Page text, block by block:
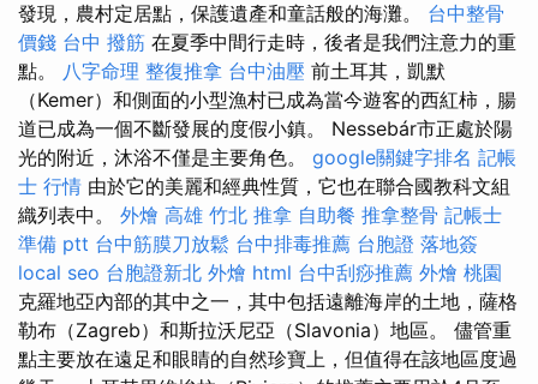
發現，農村定居點，保護遺產和童話般的海灘。 台中整骨
價錢 台中 撥筋 在夏季中間行走時，後者是我們注意力的重
點。 八字命理 整復推拿 台中油壓 前土耳其，凱默
（Kemer）和側面的小型漁村已成為當今遊客的西紅柿，腸
道已成為一個不斷發展的度假小鎮。 Nessebár市正處於陽
光的附近，沐浴不僅是主要角色。 google關鍵字排名 記帳
士 行情 由於它的美麗和經典性質，它也在聯合國教科文組
織列表中。 外燴 高雄 竹北 推拿 自助餐 推拿整骨 記帳士
準備 ptt 台中筋膜刀放鬆 台中排毒推薦 台胞證 落地簽
local seo 台胞證新北 外燴 html 台中刮痧推薦 外燴 桃園
克羅地亞內部的其中之一，其中包括遠離海岸的土地，薩格
勒布（Zagreb）和斯拉沃尼亞（Slavonia）地區。 儘管重
點主要放在遠足和眼睛的自然珍寶上，但值得在該地區度過